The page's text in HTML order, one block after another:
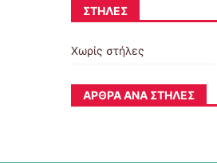
ΣΤΉΛΕΣ
Χωρίς στήλες
ΆΡΘΡΑ ΑΝΆ ΣΤΉΛΕΣ